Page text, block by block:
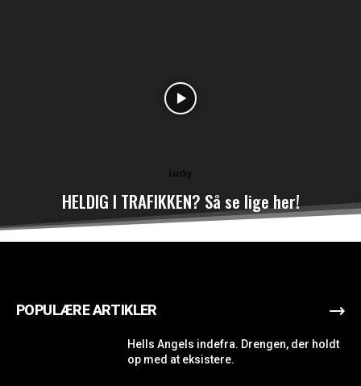
Lucky
HELDIG I TRAFIKKEN? Så se lige her!
POPULÆRE ARTIKLER
Hells Angels indefra. Drengen, der holdt
op med at eksistere.